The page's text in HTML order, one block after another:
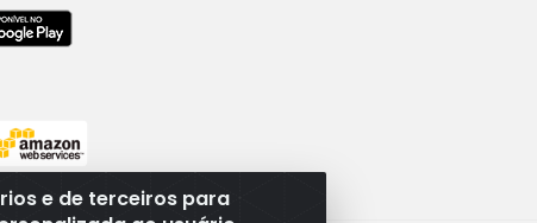
e de terceiros para